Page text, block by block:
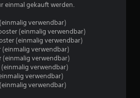
einmal gekauft werden.
verwendbar)
(einmalig verwendbar)
(einmalig verwendbar)
(einmalig verwendbar)
(einmalig verwendbar)
(einmalig verwendbar)
verwendbar)
verwendbar)